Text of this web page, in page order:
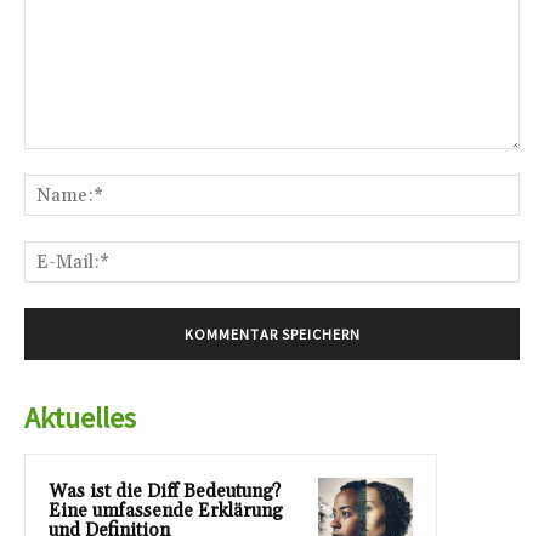
Aktuelles
Was ist die Diff Bedeutung?
Eine umfassende Erklärung
und Definition